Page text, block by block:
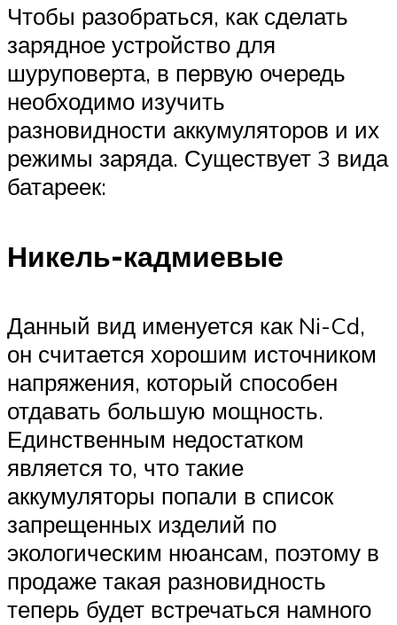
Чтобы разобраться, как сделать
зарядное устройство для
шуруповерта, в первую очередь
необходимо изучить
разновидности аккумуляторов и их
режимы заряда. Существует 3 вида
батареек:
Никель-кадмиевые
Данный вид именуется как Ni-Cd,
он считается хорошим источником
напряжения, который способен
отдавать большую мощность.
Единственным недостатком
является то, что такие
аккумуляторы попали в список
запрещенных изделий по
экологическим нюансам, поэтому в
продаже такая разновидность
теперь будет встречаться намного